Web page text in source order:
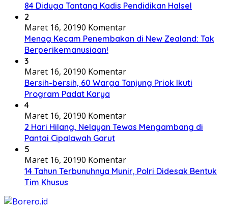
84 Diduga Tantang Kadis Pendidikan Halsel
2
Maret 16, 20190 Komentar
Menag Kecam Penembakan di New Zealand: Tak
Berperikemanusiaan!
3
Maret 16, 20190 Komentar
Bersih-bersih, 60 Warga Tanjung Priok Ikuti
Program Padat Karya
4
Maret 16, 20190 Komentar
2 Hari Hilang, Nelayan Tewas Mengambang di
Pantai Cipalawah Garut
5
Maret 16, 20190 Komentar
14 Tahun Terbunuhnya Munir, Polri Didesak Bentuk
Tim Khusus